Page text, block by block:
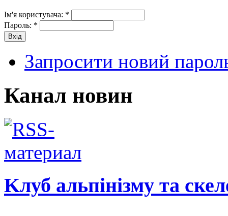
Ім'я користувача: *
Пароль: *
Запросити новий
Канал новин
Kлуб альпінізму та